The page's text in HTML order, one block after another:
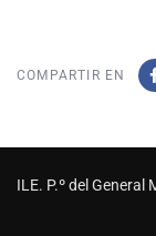
COMPARTIR EN
ILE. P.º del